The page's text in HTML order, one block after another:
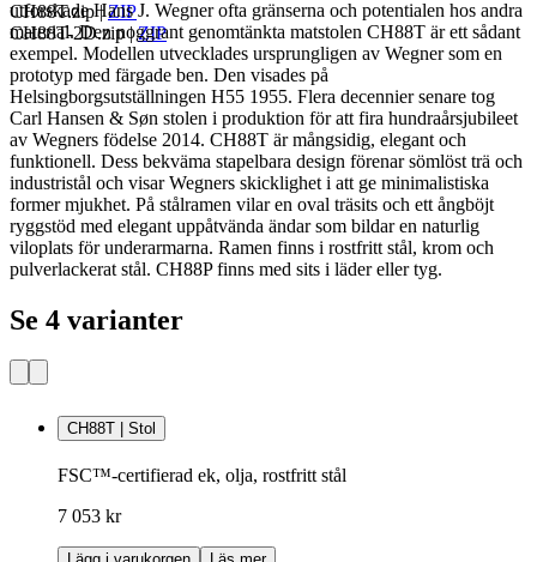
CH88T.zip|ZIP
CH88T-2D.zip|ZIP
utforskade Hans J. Wegner ofta gränserna och potentialen hos andra
material. Den noggrant genomtänkta matstolen CH88T är ett sådant
exempel. Modellen utvecklades ursprungligen av Wegner som en
prototyp med färgade ben. Den visades på
Helsingborgsutställningen H55 1955. Flera decennier senare tog
Carl Hansen & Søn stolen i produktion för att fira hundraårsjubileet
av Wegners födelse 2014. CH88T är mångsidig, elegant och
funktionell. Dess bekväma stapelbara design förenar sömlöst trä och
industristål och visar Wegners skicklighet i att ge minimalistiska
former mjukhet. På stålramen vilar en oval träsits och ett ångböjt
ryggstöd med elegant uppåtvända ändar som bildar en naturlig
viloplats för underarmarna. Ramen finns i rostfritt stål, krom och
pulverlackerat stål. CH88P finns med sits i läder eller tyg.
Se 4 varianter
CH88T | Stol
FSC™-certifierad ek, olja, rostfritt stål
7 053 kr